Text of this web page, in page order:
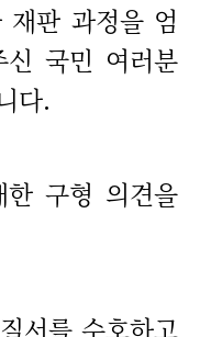
판 과정을 엄
국민 여러분
다.
구형 의견을
서를 수호하고